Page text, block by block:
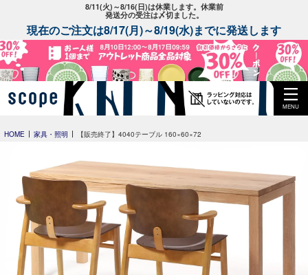
8/11(火)～8/16(日)は休業します。休業前
発送分の受注は〆切ました。
現在のご注文は8/17(月)～8/19(水)までに発送します
MENU
HOME 家具・照明 【販売終了】4040テーブル 160×60×72